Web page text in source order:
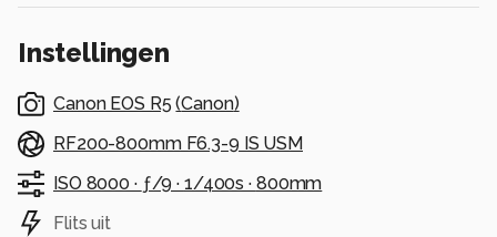
Instellingen
Canon EOS R5 (Canon)
RF200-800mm F6.3-9 IS USM
ISO 8000 · ƒ/9 · 1/400s · 800mm
Flits uit